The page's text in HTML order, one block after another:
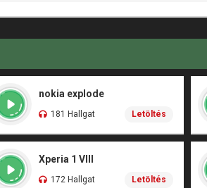
nokia explode
181 Hallgat Letöltés
Xperia 1 VIII
172 Hallgat Letöltés